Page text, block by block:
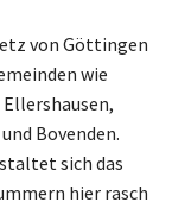
von Göttingen
wie
Bovenden.
sich das
hier rasch